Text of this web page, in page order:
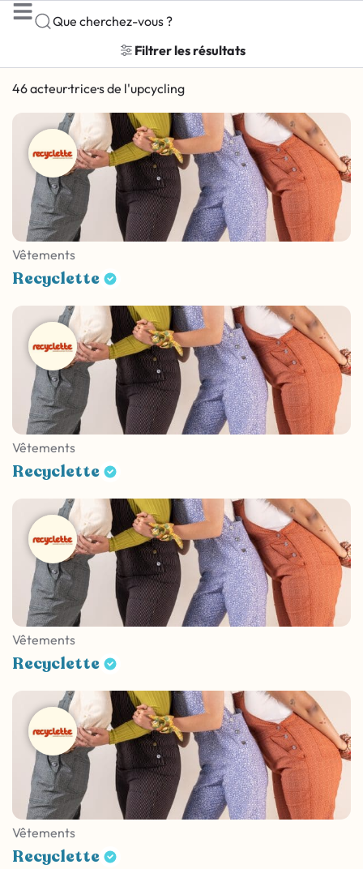
Que cherchez-vous ?
Filtrer les résultats
46 acteur·trice·s de l'upcycling
Vêtements
Recyclette
Vêtements
Recyclette
Vêtements
Recyclette
Vêtements
Recyclette